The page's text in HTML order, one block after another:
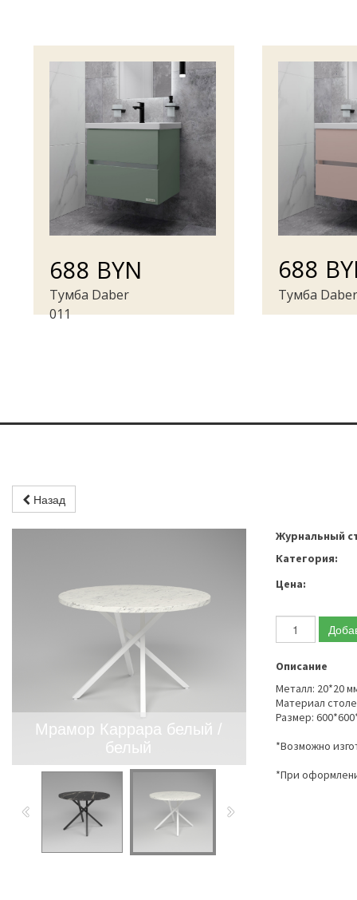
Назад
Мрамор Каррара белый /
белый
Журнальный
Категория:
Цена:
Описание
Металл: 20*20
Материал
Размер:
*Возможно
*При
688 BYN
Тумба Daber
011
688
Тумба